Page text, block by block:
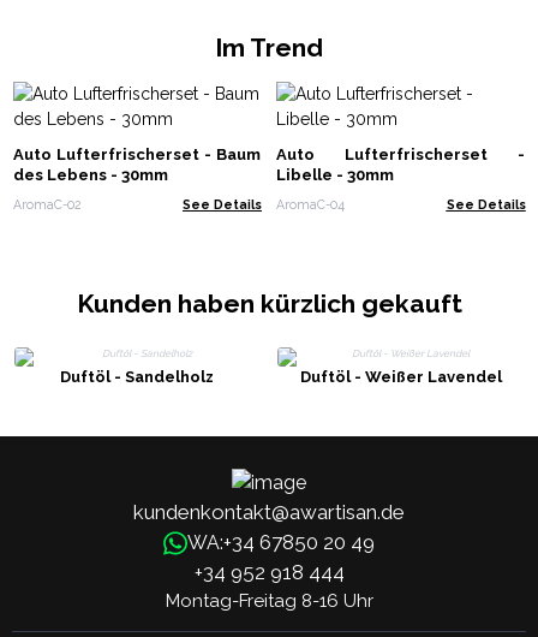
Im Trend
Auto Lufterfrischerset - Baum
des Lebens - 30mm
AromaC-02 See Details
Auto Lufterfrischerset -
Libelle - 30mm
AromaC-04 See Details
Kunden haben kürzlich gekauft
Duftöl - Sandelholz Duftöl - Weißer Lavendel
kundenkontakt@awartisan.de
WA:+34 67850 20 49
+34 952 918 444
Montag-Freitag 8-16 Uhr